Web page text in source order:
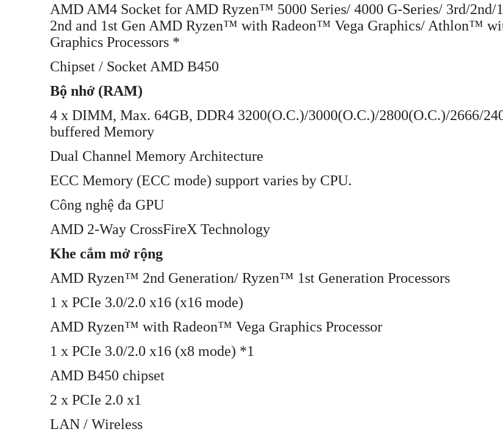
AMD AM4 Socket for AMD Ryzen™ 5000 Series/ 4000 G-Series/ 3rd/
2nd and 1st Gen AMD Ryzen™ with Radeon™ Vega Graphics/ Athlon™
Graphics Processors *
Chipset / Socket AMD B450
Bộ nhớ (RAM)
4 x DIMM, Max. 64GB, DDR4 3200(O.C.)/3000(O.C.)/2800(O.C.)/2666/
buffered Memory
Dual Channel Memory Architecture
ECC Memory (ECC mode) support varies by CPU.
Công nghệ đa GPU
AMD 2-Way CrossFireX Technology
Khe cắm mở rộng
AMD Ryzen™ 2nd Generation/ Ryzen™ 1st Generation Processors
1 x PCIe 3.0/2.0 x16 (x16 mode)
AMD Ryzen™ with Radeon™ Vega Graphics Processor
1 x PCIe 3.0/2.0 x16 (x8 mode) *1
AMD B450 chipset
2 x PCIe 2.0 x1
LAN / Wireless